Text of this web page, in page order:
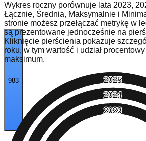
983
Wykres roczny porównuje lata 2023,
Łącznie, Średnia, Maksymalnie i
stronie możesz przełączać metrykę w
są prezentowane jednocześnie na
Kliknięcie pierścienia pokazuje
roku, w tym wartość i udział
maksimum.
2025
2024
2023